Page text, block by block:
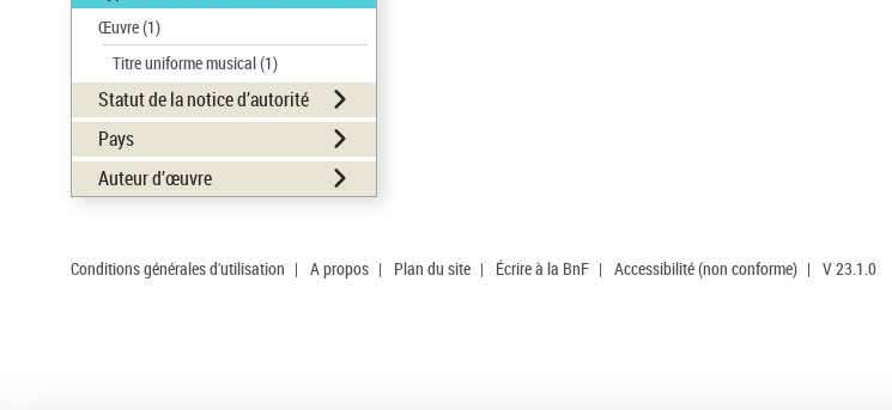
Œuvre(1)
Titre uniforme musical(1)
Statut de la notice d’autorité
Pays
Auteur d’œuvre
Conditions générales d'utilisation | A propos | Plan du site | Écrire à la BnF | Accessibilité (non conforme) | V 23.1.0